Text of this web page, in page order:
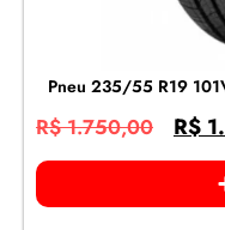
Pneu 235/55 R19
R$1.750,00 R$